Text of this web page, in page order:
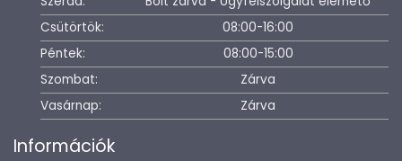
Csütörtök:
08:00-16:00
Péntek:
08:00-15:00
Szombat:
Zárva
Vasárnap:
Zárva
Információk